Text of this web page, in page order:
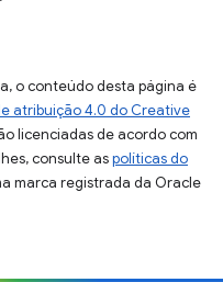
o conteúdo desta página é
atribuição 4.0 do Creative
licenciadas de acordo com
consulte aspolíticas do
marca registrada da Oracle